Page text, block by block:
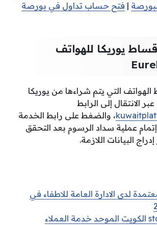
| فتح حساب تداول في بورصة
يوريكا للهواتف
التي يتم شراءها من يوريكا
الانتقال إلى الرابط
، والضغط على رابط الخدمة
عملية سداد الرسوم بعد التحقق
البيانات اللازمة.
لدى الادارة العامة للاطفاء في